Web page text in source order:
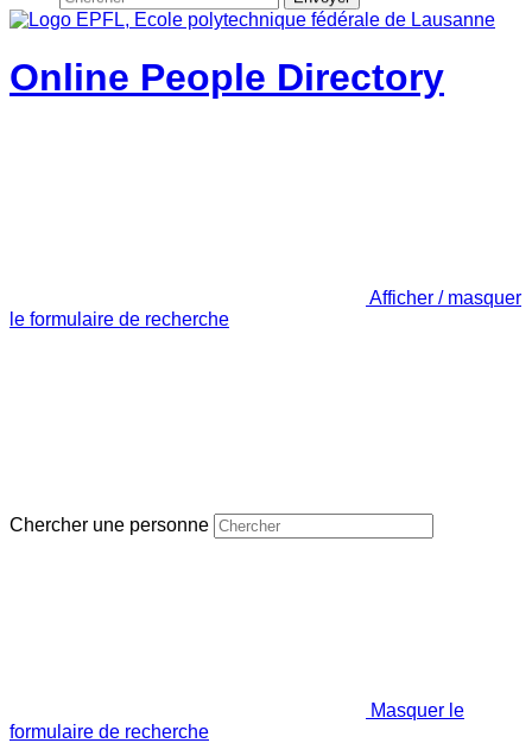
Online People Directory
Afficher / masquer
le formulaire de recherche
Chercher une personne
Masquer le
formulaire de recherche